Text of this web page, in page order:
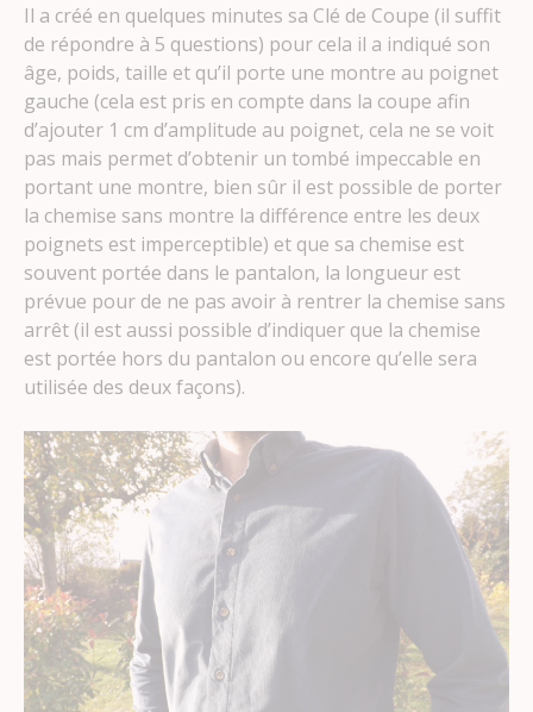
Il a créé en quelques minutes sa Clé de Coupe (il suffit
de répondre à 5 questions) pour cela il a indiqué son
âge, poids, taille et qu’il porte une montre au poignet
gauche (cela est pris en compte dans la coupe afin
d’ajouter 1 cm d’amplitude au poignet, cela ne se voit
pas mais permet d’obtenir un tombé impeccable en
portant une montre, bien sûr il est possible de porter
la chemise sans montre la différence entre les deux
poignets est imperceptible) et que sa chemise est
souvent portée dans le pantalon, la longueur est
prévue pour de ne pas avoir à rentrer la chemise sans
arrêt (il est aussi possible d’indiquer que la chemise
est portée hors du pantalon ou encore qu’elle sera
utilisée des deux façons).